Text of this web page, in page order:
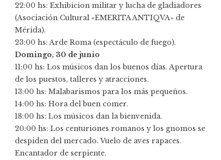
22:00 hs: Exhibicion militar y lucha de gladiadores
(Asociación Cultural «EMERITA ANTIQVA» de
Mérida).
23:00 hs: Arde Roma (espectáculo de fuego).
Domingo, 30 de junio
11:00 hs: Los músicos dan los buenos días. Apertura
de los puestos, talleres y atracciones.
13:00 hs: Malabarismos para los más pequeños.
14:00 hs: Hora del buen comer.
18:00 hs: Los músicos dan la bienvenida.
20:00 hs: Los centuriones romanos y los gnomos se
despiden del mercado. Vuelo de aves rapaces.
Encantador de serpiente.